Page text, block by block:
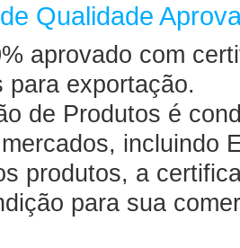
Qualidade
aprovado com
para exportação.
de Produtos é
incluindo
produtos, a
para sua